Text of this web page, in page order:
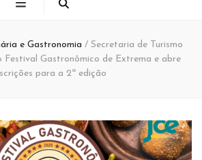
e Gastronomia / Secretaria de Turismo
Festival Gastronômico de Extrema e abre
para a 2ª edição